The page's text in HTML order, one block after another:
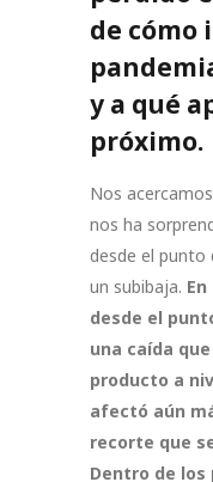
de cómo
y a qué
próximo.
Nos
nos ha
desde el punto
un subibaja.
desde el
una caída
producto a
afectó aún
recorte que
Dentro de